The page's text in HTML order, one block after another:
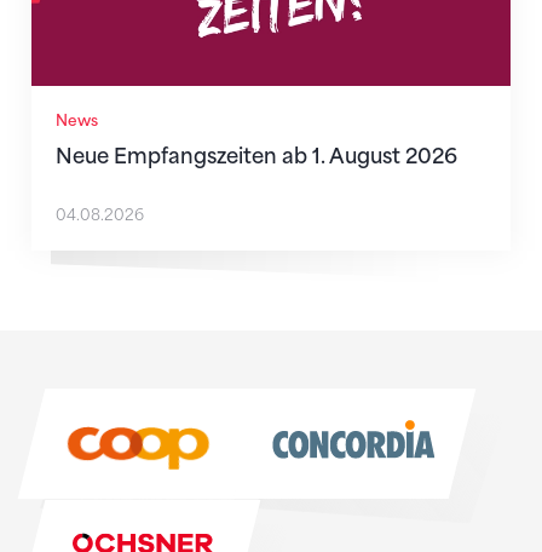
News
Neue Empfangszeiten ab 1. August 2026
04.08.2026